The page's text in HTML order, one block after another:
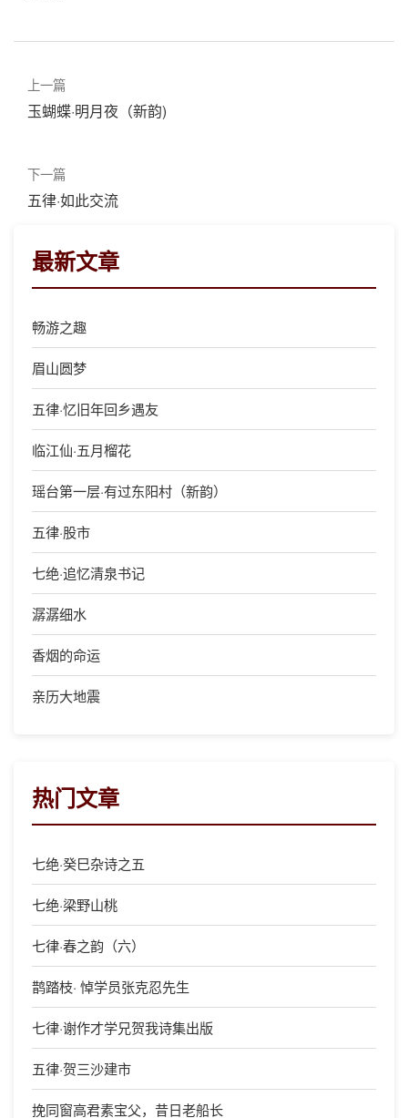
上一篇
玉蝴蝶·明月夜（新韵)
下一篇
五律·如此交流
最新文章
畅游之趣
眉山圆梦
五律·忆旧年回乡遇友
临江仙·五月榴花
瑶台第一层·有过东阳村（新韵）
五律·股市
七绝·追忆清泉书记
潺潺细水
香烟的命运
亲历大地震
热门文章
七绝·癸巳杂诗之五
七绝·梁野山桃
七律·春之韵（六）
鹊踏枝· 悼学员张克忍先生
七律·谢作才学兄贺我诗集出版
五律·贺三沙建市
挽同窗高君素宝父，昔日老船长